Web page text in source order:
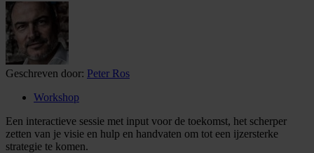
Geschreven door: Peter Ros
Workshop
Een interactieve sessie met input voor de toekomst, het scherper
zetten van je visie en hulp en handvaten om tot een ijzersterke
strategie te komen.